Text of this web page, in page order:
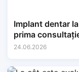
Implant dentar
prima
24.06.2026